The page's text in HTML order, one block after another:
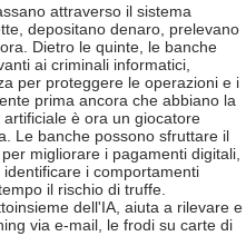
attraverso il sistema
depositano denaro, prelevano
Dietro le quinte, le banche
ai criminali informatici,
per proteggere le operazioni e i
prima ancora che abbiano la
artificiale è ora un giocatore
Le banche possono sfruttare il
migliorare i pagamenti digitali,
i comportamenti
il rischio di truffe.
dell'IA, aiuta a rilevare e
via e-mail, le frodi su carte di